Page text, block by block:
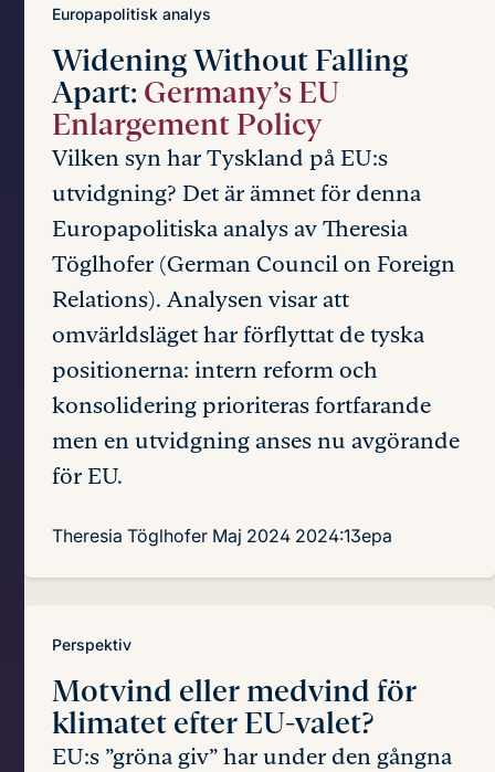
Europapolitisk analys
Widening Without Falling
Apart: Germany’s EU
Enlargement Policy
Vilken syn har Tyskland på EU:s
utvidgning? Det är ämnet för denna
Europapolitiska analys av Theresia
Töglhofer (German Council on Foreign
Relations). Analysen visar att
omvärldsläget har förflyttat de tyska
positionerna: intern reform och
konsolidering prioriteras fortfarande
men en utvidgning anses nu avgörande
för EU.
Theresia Töglhofer Maj 2024 2024:13epa
Perspektiv
Motvind eller medvind för
klimatet efter EU-valet?
EU:s ”gröna giv” har under den gångna